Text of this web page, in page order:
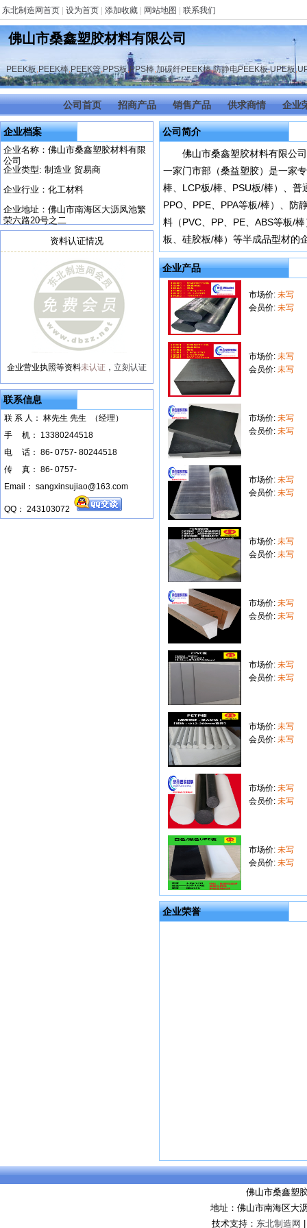
东北制造网首页 设为首页 添加收藏 网站地图 联系我们
佛山市桑鑫塑胶材料有限公司
PEEK板,PEEK棒,PEEK管,PPS板,PPS棒,加碳纤PEEK棒,防静电PEEK板,UPE板,
公司首页 招商产品 销售产品 供求商情 企业
企业档案
企业名称：佛山市桑鑫塑胶材料有限
公司
企业类型: 制造业 贸易商
企业行业：化工材料
企业地址：佛山市南海区大沥凤池繁
荣六路20号之二
资料认证情况
企业营业执照等资料未认证 ， 立刻认证
联系信息
联 系 人： 林先生 先生 （经理）
手
机： 13380244518
电
话： 86- 0757- 80244518
传
真： 86- 0757-
Email： sangxinsujiao@163.com
QQ： 243103072
公司简介
佛山市桑鑫塑胶材料有限公
一家门市部（桑益塑胶）是一家
棒、LCP板/棒、PSU板/棒）、普
PPO、PPE、PPA等板/棒）、防
料（PVC、PP、PE、ABS等板/
板、硅胶板/棒）等半成品型材的
企业产品
市场价: 未写
会员价: 未写
市场价: 未写
会员价: 未写
市场价: 未写
会员价: 未写
市场价: 未写
会员价: 未写
市场价: 未写
会员价: 未写
市场价: 未写
会员价: 未写
市场价: 未写
会员价: 未写
市场价: 未写
会员价: 未写
市场价: 未写
会员价: 未写
市场价: 未写
会员价: 未写
企业荣誉
佛山市桑鑫塑
地址：佛山市南海区大
技术支持： 东北制造网